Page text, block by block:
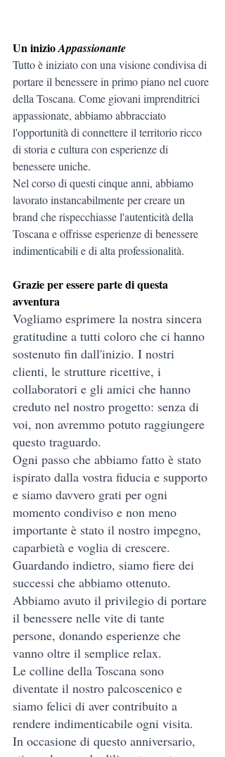
Un inizio Appassionante
Tutto è iniziato con una visione condivisa di
portare il benessere in primo piano nel cuore
della Toscana. Come giovani imprenditrici
appassionate, abbiamo abbracciato
l'opportunità di connettere il territorio ricco
di storia e cultura con esperienze di
benessere uniche.
Nel corso di questi cinque anni, abbiamo
lavorato instancabilmente per creare un
brand che rispecchiasse l'autenticità della
Toscana e offrisse esperienze di benessere
indimenticabili e di alta professionalità.
Grazie per essere parte di questa
avventura
Vogliamo esprimere la nostra sincera
gratitudine a tutti coloro che ci hanno
sostenuto fin dall'inizio. I nostri
clienti, le strutture ricettive, i
collaboratori e gli amici che hanno
creduto nel nostro progetto: senza di
voi, non avremmo potuto raggiungere
questo traguardo.
Ogni passo che abbiamo fatto è stato
ispirato dalla vostra fiducia e supporto
e siamo davvero grati per ogni
momento condiviso e non meno
importante è stato il nostro impegno,
caparbietà e voglia di crescere.
Guardando indietro, siamo fiere dei
successi che abbiamo ottenuto.
Abbiamo avuto il privilegio di portare
il benessere nelle vite di tante
persone, donando esperienze che
vanno oltre il semplice relax.
Le colline della Toscana sono
diventate il nostro palcoscenico e
siamo felici di aver contribuito a
rendere indimenticabile ogni visita.
In occasione di questo anniversario,